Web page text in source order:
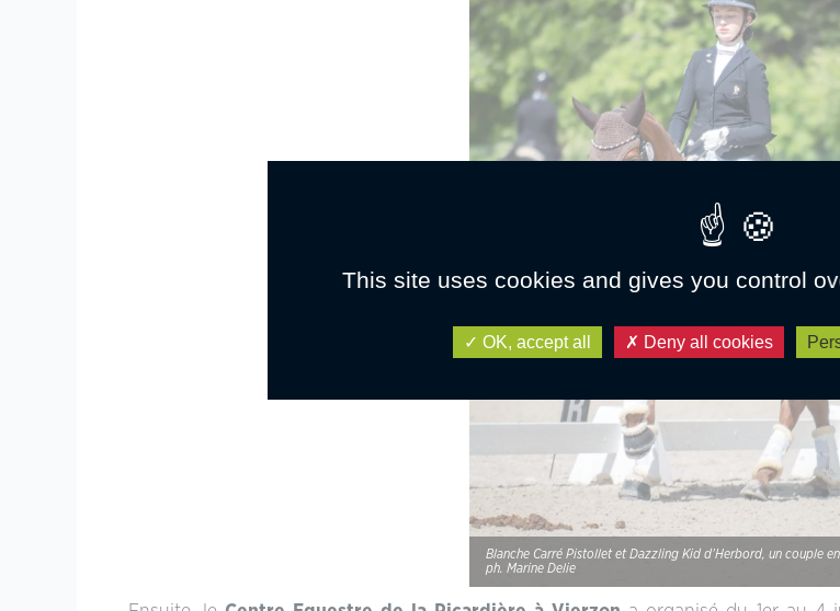
Blanche Carré Pistollet et Dazzling Kid d’Herbord, un couple
ph. Marine Delie
This site uses cookies and gives you control
OK, accept all Deny all cookies